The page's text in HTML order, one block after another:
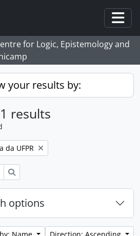
for Logic, Epistemology and
your results by:
results
da UFPR
options